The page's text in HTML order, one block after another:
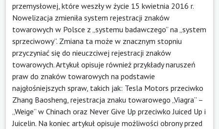
przemysłowej, które weszły w życie 15 kwietnia 2016 r.
Nowelizacja zmieniła system rejestracji znaków
towarowych w Polsce z „systemu badawczego” na „system
sprzeciwowy”. Zmiana ta może w znacznym stopniu
przyczyniać się do nieuczciwej rejestracji znaków
towarowych. Artykuł opisuje również przykłady naruszeń
praw do znaków towarowych na podstawie
najgłośniejszych spraw, takich jak: Tesla Motors przeciwko
Zhang Baosheng, rejestracja znaku towarowego „Viagra” –
„Weige” w Chinach oraz Never Give Up przeciwko Juiced Up i
Juicelin. Na koniec artykuł opisuje możliwości obrony przed